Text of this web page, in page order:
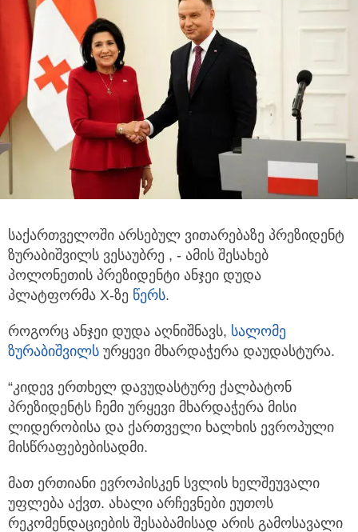
საქართველოში არსებულ ვითარებაზე პრეზიდენტ
ზურაბიშვილს ვესაუბრე , - ამის შესახებ
პოლონეთის პრეზიდენტი ანჯეი დუდა
პლატფორმა X-ზე წერს.
როგორც ანჯეი დუდა აღნიშნავს, სალომე
ზურაბიშვილს ურყევი მხარდაჭერა დაუდასტურა.
“კიდევ ერთხელ დავუდასტურე ქალბატონ
პრეზიდენტს ჩემი ურყევი მხარდაჭერა მისი
ლიდერობისა და ქართველი ხალხის ევროპული
მისწრაფებებისადმი.
მათ ერთიანი ევროპისკენ სვლის ხელშეუვალი
უფლება აქვთ. ახალი არჩევნები ეუთოს
რეკომენდაციების შესაბამისად არის გამოსავალი